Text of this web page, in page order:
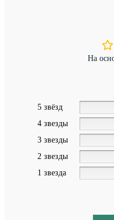
На
5 звёзд
4 звезды
3 звезды
2 звезды
1 звезда